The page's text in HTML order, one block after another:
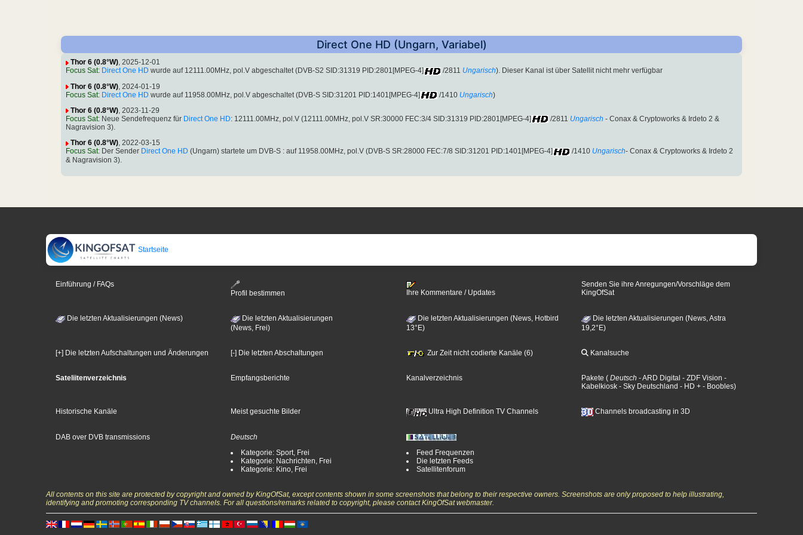
Direct One HD (Ungarn, Variabel)
Thor 6 (0.8°W), 2025-12-01
Focus Sat: Direct One HD wurde auf 12111.00MHz, pol.V abgeschaltet (DVB-S2 SID:31319 PID:2801[MPEG-4] /2811 Ungarisch). Dieser Kanal ist über Satellit nicht mehr verfügbar
Thor 6 (0.8°W) , 2024-01-19
Focus Sat: Direct One HD wurde auf 11958.00MHz, pol.V abgeschaltet (DVB-S SID:31201 PID:1401[MPEG-4] /1410 Ungarisch)
Thor 6 (0.8°W), 2023-11-29
Focus Sat: Neue Sendefrequenz für Direct One HD: 12111.00MHz, pol.V (12111.00MHz, pol.V SR:30000 FEC:3/4 SID:31319 PID:2801[MPEG-4] /2811 Ungarisch - Conax & Cryptoworks & Irdeto 2 &
Nagravision 3).
Thor 6 (0.8°W), 2022-03-15
Focus Sat: Der Sender Direct One HD (Ungarn) startete um DVB-S : auf 11958.00MHz, pol.V (DVB-S SR:28000 FEC:7/8 SID:31201 PID:1401[MPEG-4] /1410 Ungarisch- Conax & Cryptoworks & Irdeto 2
& Nagravision 3).
Startseite
Einführung / FAQs
Profil bestimmen
Ihre Kommentare / Updates
Senden Sie ihre Anregungen/Vorschläge dem
KingOfSat
Die letzten Aktualisierungen (News)
Die letzten Aktualisierungen
(News, Frei)
Die letzten Aktualisierungen (News, Hotbird
13°E)
Die letzten Aktualisierungen (News, Astra
19,2°E)
[+] Die letzten Aufschaltungen und Änderungen [-] Die letzten Abschaltungen Zur Zeit nicht codierte Kanäle (6) Kanalsuche
Sateliitenverzeichnis Empfangsberichte Kanalverzeichnis Pakete ( Deutsch - ARD Digital - ZDF Vision -
Kabelkiosk - Sky Deutschland - HD + - Boobles)
Historische Kanäle Meist gesuchte Bilder Ultra High Definition TV Channels Channels broadcasting in 3D
DAB over DVB transmissions
Deutsch
Kategorie: Sport, Frei
Kategorie: Nachrichten, Frei
Kategorie: Kino, Frei
Feed Frequenzen
Die letzten Feeds
Satellitenforum
All contents on this site are protected by copyright and owned by KingOfSat, except contents shown in some screenshots that belong to their respective owners. Screenshots are only proposed to help illustrating,
identifying and promoting corresponding TV channels. For all questions/remarks related to copyright, please contact KingOfSat webmaster.